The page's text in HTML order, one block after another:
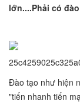
lớn....Phải có
Đào tạo như hiện
"tiến nhanh tiến